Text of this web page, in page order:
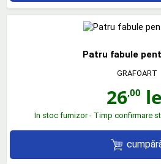
Patru fabule
GRAFOART
26,00
In stoc furnizor - Timp confirmare